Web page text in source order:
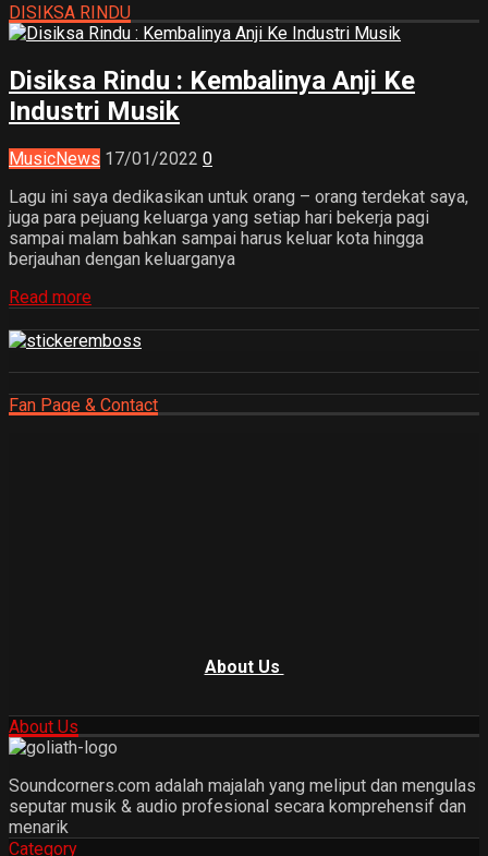
DISIKSA RINDU
Disiksa Rindu : Kembalinya Anji Ke
Industri Musik
MusicNews 17/01/2022 0
Lagu ini saya dedikasikan untuk orang – orang terdekat saya,
juga para pejuang keluarga yang setiap hari bekerja pagi
sampai malam bahkan sampai harus keluar kota hingga
berjauhan dengan keluarganya
Read more
Fan Page & Contact
About Us
About Us
Soundcorners.com adalah majalah yang meliput dan mengulas
seputar musik & audio profesional secara komprehensif dan
menarik
Category